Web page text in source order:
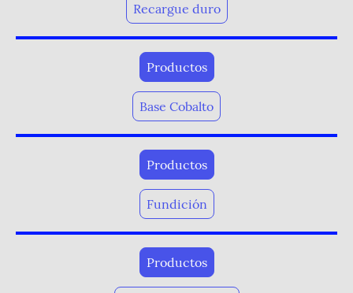
Recargue duro
Productos
Base Cobalto
Productos
Fundición
Productos